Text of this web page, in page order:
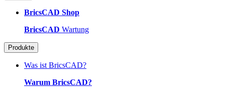
BricsCAD Shop
BricsCAD Wartung
Produkte
Was ist BricsCAD?
Warum BricsCAD?